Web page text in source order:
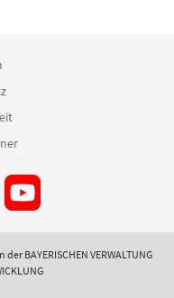
BAYERISCHEN VERWALTUNG